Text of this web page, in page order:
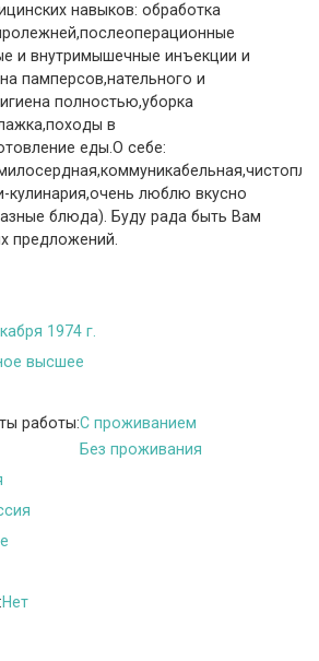
навыков: обработка
и внутримышечные инъекции и
памперсов,нательного и
полностью,уборка
в
еды.О себе:
кулинария,очень люблю вкусно
блюда). Буду рада быть Вам
предложений.
1974 г.
высшее
работы:C проживанием
Без проживания
Нет